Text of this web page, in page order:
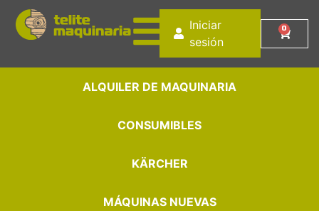
0
Iniciar
sesión
ALQUILER DE MAQUINARIA
CONSUMIBLES
KÄRCHER
MÁQUINAS NUEVAS